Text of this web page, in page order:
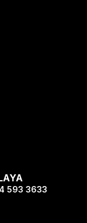
593 3633